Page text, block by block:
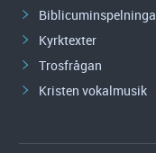
Kyrktexter
Trosfrågan
Kristen vokalmusik